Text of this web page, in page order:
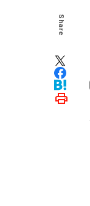
Share